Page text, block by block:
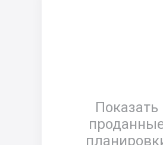
Показать